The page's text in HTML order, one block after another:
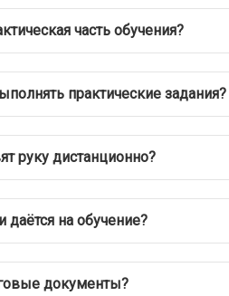
часть обучения?
практические задания?
руку дистанционно?
на обучение?
документы?